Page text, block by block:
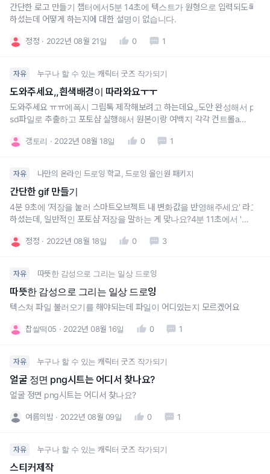
간단한 로고 만들기 챕터에서5분 14초에 텍스트가 원형으로 입력되도록
하셨는데 어떻게 하는지에 대한 설명이 없습니다.
정정 2022년 08월 21일 0 1
자유 누구나 할 수 있는 캐릭터 굿즈 작가되기
도와주세요,,흰색배경이 따라와요ㅜㅜ
도와주세요 ㅠㅠ에폭시 그립톡 제작해보려고 하는데요,,도안 완성해서 p
sd파일로 추출하고 포토샵 실행해서 원본이랑 여백지 각각 컨트롤a하고
이 옮겨질까요..배경끄고 복사했는데 자꾸 흰색 배경이 같이 따라와요ㅜ
갱토리 2022년 08월 18일 0 1
자유 나만의 온라인 드로잉 학교, 드로잉 올인원 패키지
간단한 gif 만들기
4분 9초에 '저장을 눌러 스마트오브젝트 내 변화값을 반영해주세요' 라고
하셨는데, 일반적인 포토샵 저장을 말하는 게 맞나요?4분 11초에서 '돌아
어디의 어떤 부분을 말씀하시는지 모르겠습니다.
정정 2022년 08월 18일 0 3
자유 따뜻한 감성으로 그리는 일상 드로잉
따뜻한 감성으로 그리는 일상 드로잉
텍스쳐 파일 불러오기를 해야되는데 파일이 어디있는지 모르겠어요
찹쌀떡05 2022년 08월 16일 0 1
자유 누구나 할 수 있는 캐릭터 굿즈 작가되기
얼굴 정면 png시트는 어디서 찾나요?
얼굴 정면 png시트는 어디서 찾나요?
여름의밤 2022년 08월 09일 0 1
자유 누구나 할 수 있는 캐릭터 굿즈 작가되기
스티커제작